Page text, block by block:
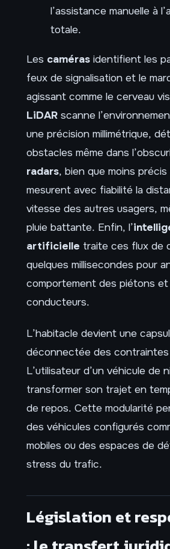
l’assistance manuelle à
totale.
Les caméras identifient les
feux de signalisation et le
agissant comme le cerveau
LiDAR scanne
une précision millimétrique,
obstacles même dans
radars, bien que moins
mesurent avec fiabilité la
vitesse des autres usagers,
pluie battante. Enfin, l’
artificielle traite ces flux de
quelques millisecondes pour
comportement des piétons
conducteurs.
L’habitacle devient une
déconnectée des contraintes
L’utilisateur d’un véhicule de
transformer son trajet en
de repos. Cette modularité
des véhicules configurés
mobiles ou des espaces de
stress du trafic.
Législation et